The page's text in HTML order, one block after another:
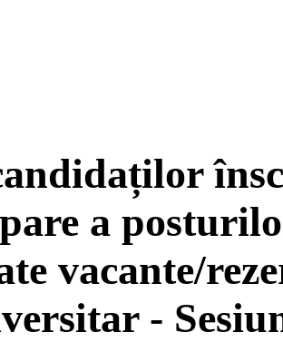
a
vacante/
-